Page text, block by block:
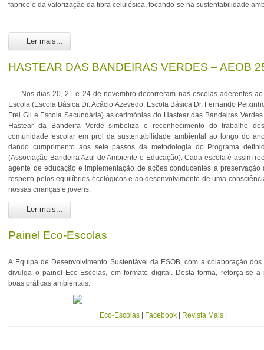
fabrico e da valorização da fibra celulósica, focando-se na sustentabilidade
Ler mais...
HASTEAR DAS BANDEIRAS VERDES – AEOB
Nos dias 20, 21 e 24 de novembro decorreram nas escolas aderentes ao
Escola (Escola Básica Dr. Acácio Azevedo, Escola Básica Dr. Fernando
Frei Gil e Escola Secundária) as cerimónias do Hastear das Bandeiras
Hastear da Bandeira Verde simboliza o reconhecimento do trabalho
comunidade escolar em prol da sustentabilidade ambiental ao longo do
dando cumprimento aos sete passos da metodologia do Programa
(Associação Bandeira Azul de Ambiente e Educação). Cada escola é assim
agente de educação e implementação de ações conducentes à preservação
respeito pelos equilíbrios ecológicos e ao desenvolvimento de uma
nossas crianças e jovens.
Ler mais...
Painel Eco-Escolas
A Equipa de Desenvolvimento Sustentável da ESOB, com a colaboração
divulga o painel Eco-Escolas, em formato digital. Desta forma, reforça-se a
boas práticas ambientais.
Eco-Escolas Facebook Revista Mais